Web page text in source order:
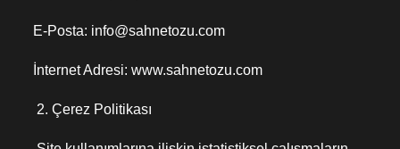
E-Posta: info@sahnetozu.com
İnternet Adresi: www.sahnetozu.com
2. Çerez Politikası